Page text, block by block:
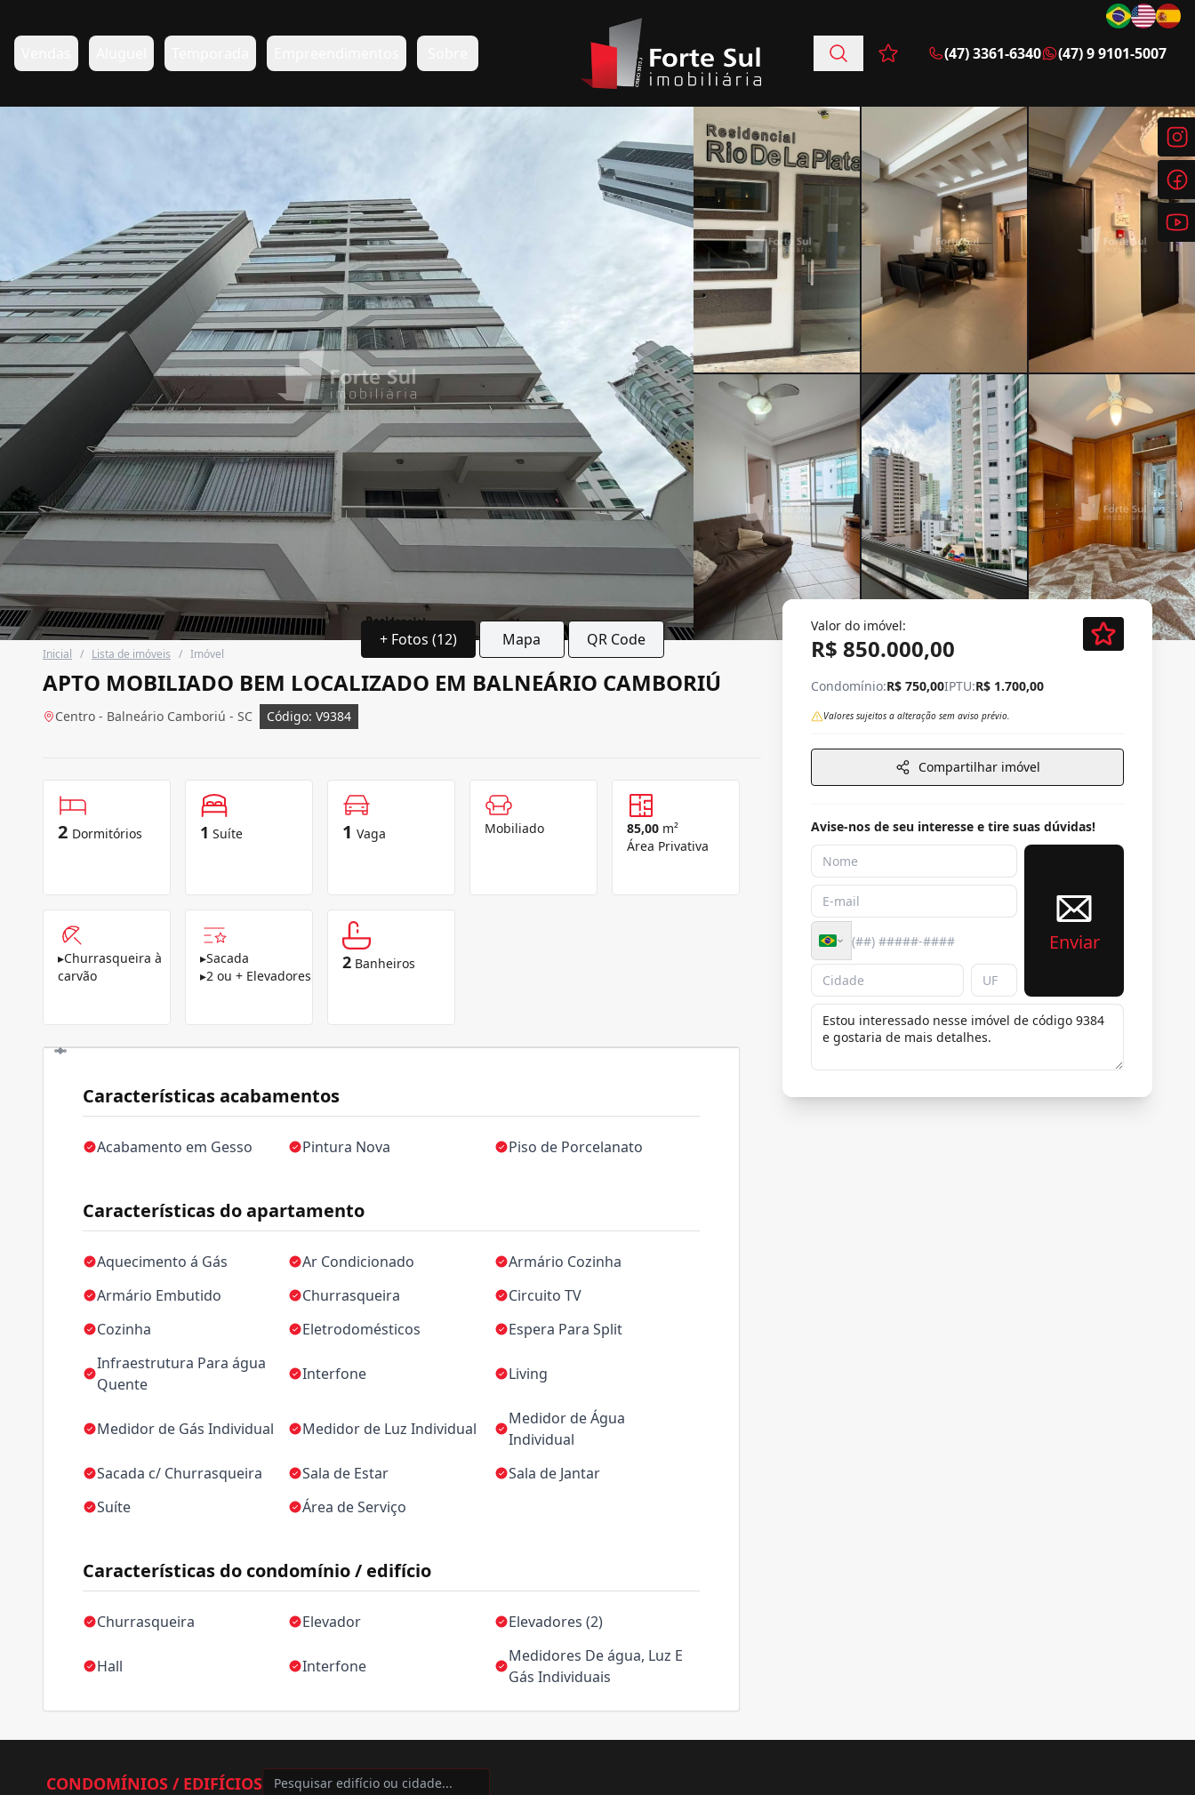
Favoritos (0 itens)
(47) 3361-6340 (47) 9 9101-5007
+ Fotos (12) Mapa QR Code
Inicial / Lista de imóveis / Imóvel
APTO MOBILIADO BEM LOCALIZADO EM BALNEÁRIO CAMBORIÚ
Centro - Balneário Camboriú - SC Código: V9384
2 Dormitórios 1 Suíte 1 Vaga Mobiliado 85,00 m²
Área Privativa
▸Churrasqueira à
carvão
▸Sacada
▸2 ou + Elevadores
2 Banheiros
Características acabamentos
Acabamento em Gesso Pintura Nova Piso de Porcelanato
Características do apartamento
Aquecimento á Gás Ar Condicionado
Armário Cozinha
Armário Embutido
Churrasqueira
Circuito TV
Cozinha
Eletrodomésticos
Espera Para Split
Infraestrutura Para água
Quente
Interfone Living
Medidor de Gás Individual Medidor de Luz Individual
Medidor de Água
Individual
Sacada c/ Churrasqueira
Sala de Estar
Sala de Jantar
Suíte
Área de Serviço
Características do condomínio / edifício
Churrasqueira Elevador Elevadores (2)
Hall Interfone
Medidores De água, Luz E
Gás Individuais
Valor do imóvel:
R$ 850.000,00
Condomínio:R$ 750,00IPTU:R$ 1.700,00
Valores sujeitos a alteração sem aviso prévio.
Compartilhar imóvel
Avise-nos de seu interesse e tire suas dúvidas!
Enviar
CONDOMÍNIOS / EDIFÍCIOS